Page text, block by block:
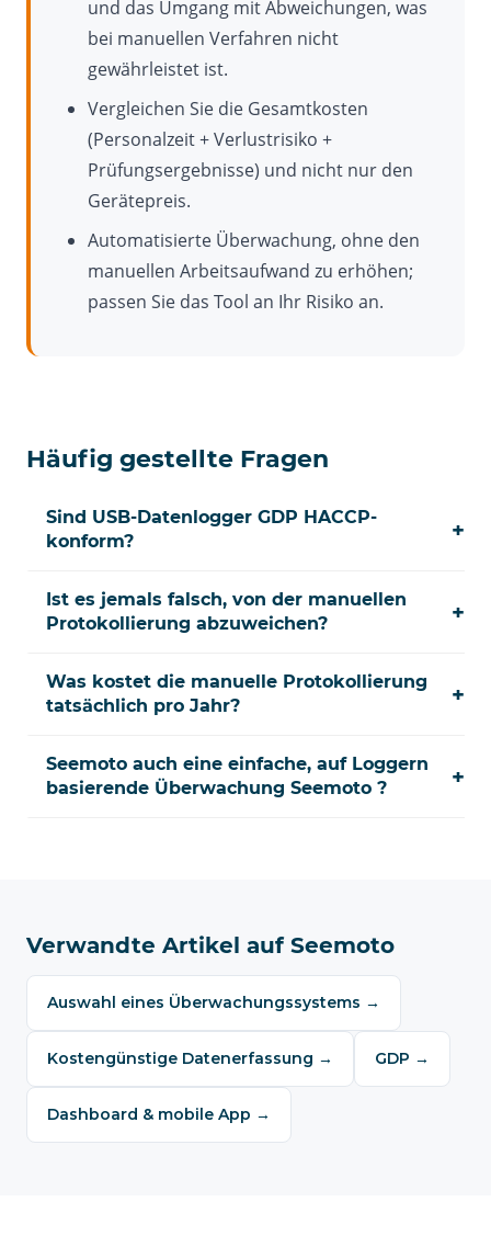
und das Umgang mit Abweichungen, was
bei manuellen Verfahren nicht
gewährleistet ist.
Vergleichen Sie die Gesamtkosten
(Personalzeit + Verlustrisiko +
Prüfungsergebnisse) und nicht nur den
Gerätepreis.
Automatisierte Überwachung, ohne den
manuellen Arbeitsaufwand zu erhöhen;
passen Sie das Tool an Ihr Risiko an.
Häufig gestellte Fragen
Sind USB-Datenlogger GDP HACCP-
konform?
+
Ist es jemals falsch, von der manuellen
Protokollierung abzuweichen?
+
Was kostet die manuelle Protokollierung
tatsächlich pro Jahr?
+
Seemoto auch eine einfache, auf Loggern
basierende Überwachung Seemoto ?
+
Verwandte Artikel auf Seemoto
Auswahl eines Überwachungssystems →
Kostengünstige Datenerfassung → GDP →
Dashboard & mobile App →